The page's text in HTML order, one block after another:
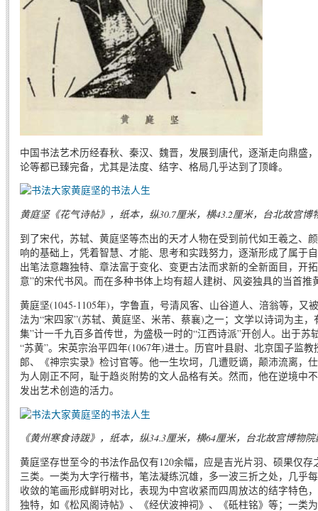
中国书法艺术历经春秋、秦汉、魏晋，发展到唐代，逐渐走向鼎盛
论等都已臻完备，尤其是法度、结字、格局几乎达到了顶峰。
黄庭坚《花气诗帖》，纸本，纵30.7厘米，横43.2厘米，台北故宫博
到了宋代，苏轼、黄庭坚等杰出的天才人物在受到前代如王羲之、
响的基础上，凭着智慧、才能、思考和实践努力，逐渐形成了属于
出笔法意趣独特、章法富于变化、变更古法而求新的全新面目，开
意”的宋代书风。而在多种书体上均有超人建树、风姿独具的当首推
黄庭坚(1045-1105年)，字鲁直，号清风客、山谷道人、涪翁等，又
法为“宋四家”(苏轼、黄庭坚、米芾、蔡襄)之一；文学以诗词为主，
集”计一千九百多首传世，为盛极一时的“江西诗派”开创人。出于苏
“苏黄”。宋英宗治平四年(1067年)进士。历官叶县尉、北京国子监
郞、《神宗实录》检讨官等。他一生坎坷，几遭贬谪，颠沛流离，
为人刚正不阿，耻于趋炎附势的文人品格有关。然而，他在逆境中
发出艺术创造的活力。
《黄州寒食诗跋》，纸本，纵34.3厘米，横64厘米，台北故宫博物
黄庭坚存世至今的书法作品仅有120余幅，应是吉光片羽、硕果仅
三类。一类为大字行楷书，笔法凝练沉雄，多一波三折之处，几乎
收敛的笔画形成鲜明对比，表现为中宫收紧而四周放达的结字特色
独特，如《松风阁诗帖》、《经伏波神祠》、《砥柱铭》等；一类